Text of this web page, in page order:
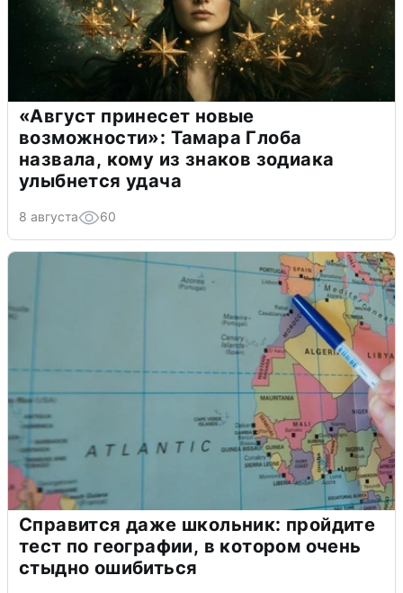
«Август принесет новые
возможности»: Тамара Глоба
назвала, кому из знаков зодиака
улыбнется удача
8 августа 60
Справится даже школьник: пройдите
тест по географии, в котором очень
стыдно ошибиться